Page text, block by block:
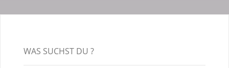
WAS SUCHST DU ?